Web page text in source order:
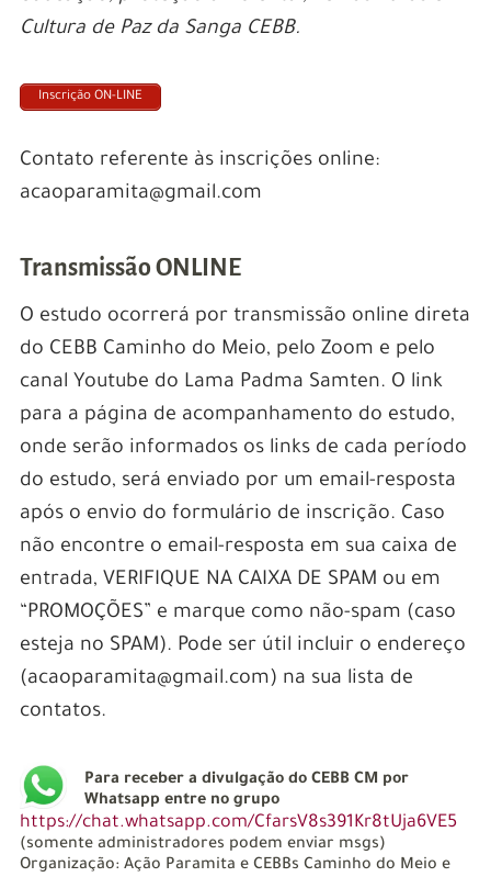
Cultura de Paz da Sanga CEBB.
Inscrição ON-LINE
Contato referente às inscrições online:
acaoparamita@gmail.com
Transmissão ONLINE
O estudo ocorrerá por transmissão online direta
do CEBB Caminho do Meio, pelo Zoom e pelo
canal Youtube do Lama Padma Samten. O link
para a página de acompanhamento do estudo,
onde serão informados os links de cada período
do estudo, será enviado por um email-resposta
após o envio do formulário de inscrição. Caso
não encontre o email-resposta em sua caixa de
entrada, VERIFIQUE NA CAIXA DE SPAM ou em
“PROMOÇÕES” e marque como não-spam (caso
esteja no SPAM). Pode ser útil incluir o endereço
(acaoparamita@gmail.com) na sua lista de
contatos.
Para receber a divulgação do CEBB CM por
Whatsapp entre no grupo
https://chat.whatsapp.com/CfarsV8s391Kr8tUja6VE5
(somente administradores podem enviar msgs)
Organização: Ação Paramita e CEBBs Caminho do Meio e